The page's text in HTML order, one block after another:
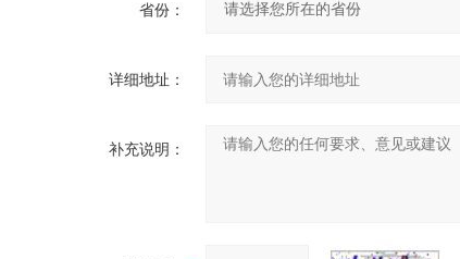
省份：
详细地址：
补充说明：